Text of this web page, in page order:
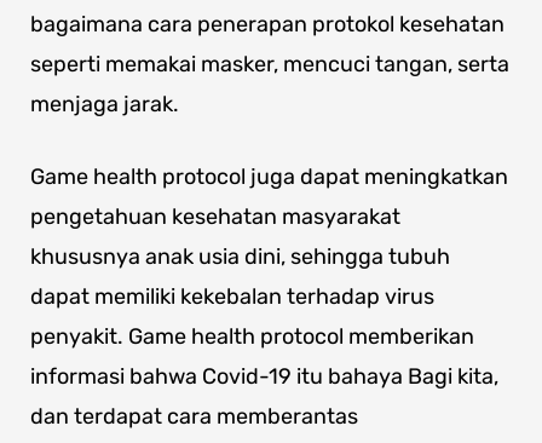
bagaimana cara penerapan protokol kesehatan
seperti memakai masker, mencuci tangan, serta
menjaga jarak.
Game health protocol juga dapat meningkatkan
pengetahuan kesehatan masyarakat
khususnya anak usia dini, sehingga tubuh
dapat memiliki kekebalan terhadap virus
penyakit. Game health protocol memberikan
informasi bahwa Covid-19 itu bahaya Bagi kita,
dan terdapat cara memberantas